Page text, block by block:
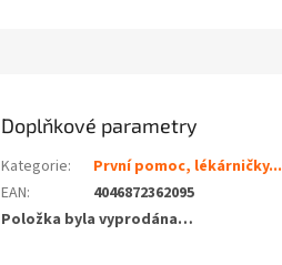
Doplňkové parametry
Kategorie:
První pomoc, lékárničky...
EAN:
4046872362095
Položka byla vyprodána…